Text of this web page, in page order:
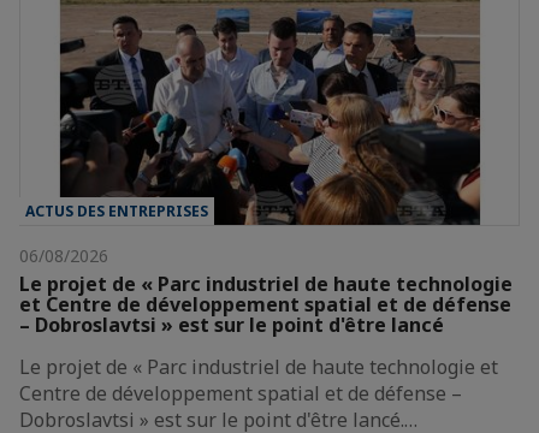
ACTUS DES ENTREPRISES
06/08/2026
Le projet de « Parc industriel de haute technologie
et Centre de développement spatial et de défense
– Dobroslavtsi » est sur le point d'être lancé
Le projet de « Parc industriel de haute technologie et
Centre de développement spatial et de défense –
Dobroslavtsi » est sur le point d'être lancé.…